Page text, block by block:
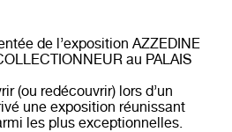
de l’exposition AZZEDINE
au PALAIS
(ou redécouvrir) lors d’un
une exposition réunissant
les plus exceptionnelles.